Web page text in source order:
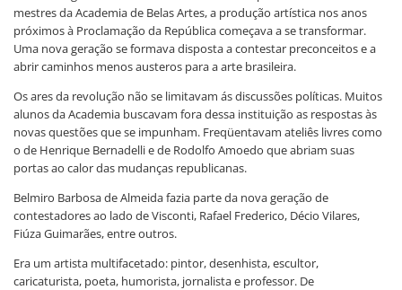
mestres da Academia de Belas Artes, a produção artística nos anos
próximos à Proclamação da República começava a se transformar.
Uma nova geração se formava disposta a contestar preconceitos e a
abrir caminhos menos austeros para a arte brasileira.
Os ares da revolução não se limitavam ás discussões políticas. Muitos
alunos da Academia buscavam fora dessa instituição as respostas às
novas questões que se impunham. Freqüentavam ateliês livres como
o de Henrique Bernadelli e de Rodolfo Amoedo que abriam suas
portas ao calor das mudanças republicanas.
Belmiro Barbosa de Almeida fazia parte da nova geração de
contestadores ao lado de Visconti, Rafael Frederico, Décio Vilares,
Fiúza Guimarães, entre outros.
Era um artista multifacetado: pintor, desenhista, escultor,
caricaturista, poeta, humorista, jornalista e professor. De